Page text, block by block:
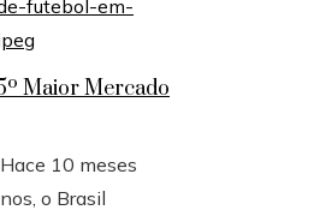
Maior Mercado
Hace 10 meses
o Brasil